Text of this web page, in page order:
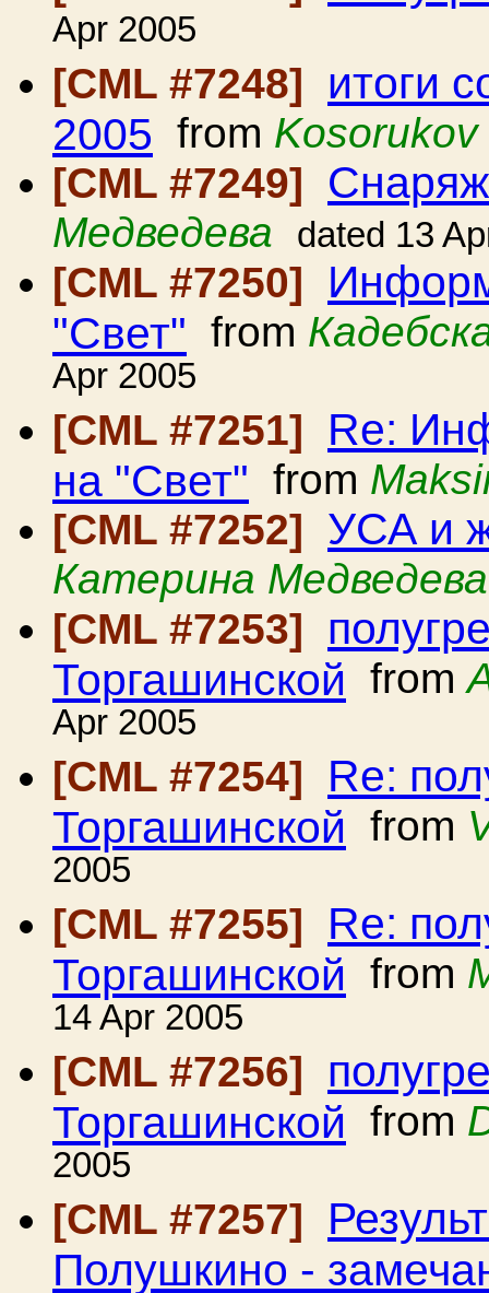
Apr 2005
[CML #7248]
итоги
2005 from Kosorukov
[CML #7249]
Медведева dated 13
[CML #7250]
"Свет" from
Apr 2005
[CML #7251]
Re:
на "Свет" from
[CML #7252] УСА и
Катерина Медведева
[CML #7253]
Торгашинской from
Apr 2005
[CML #7254]
Re:
Торгашинской from
2005
[CML #7255]
Re:
Торгашинской from
14 Apr 2005
[CML #7256]
Торгашинской from
2005
[CML #7257]
Полушкино -